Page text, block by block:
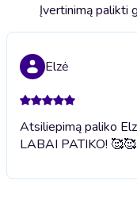
Įvertinimą palikti
Elzė
Atsiliepimą paliko
LABAI PATIKO!